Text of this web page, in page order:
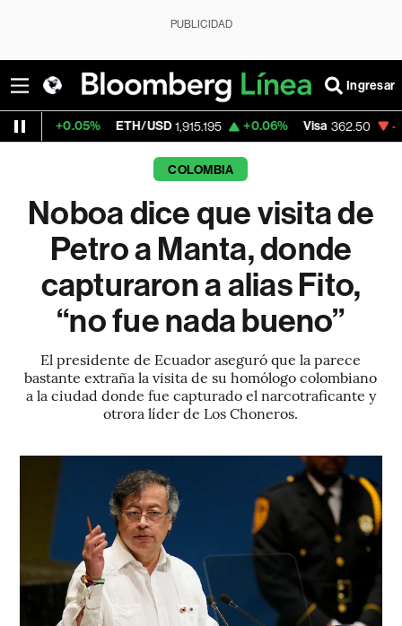
PUBLICIDAD
Ingresar
ETH/USD 1,915.195 +0.06% Visa 362.50 -2.15%
COLOMBIA
Noboa dice que visita de
Petro a Manta, donde
capturaron a alias Fito,
“no fue nada bueno”
El presidente de Ecuador aseguró que la parece
bastante extraña la visita de su homólogo colombiano
a la ciudad donde fue capturado el narcotraficante y
otrora líder de Los Choneros.